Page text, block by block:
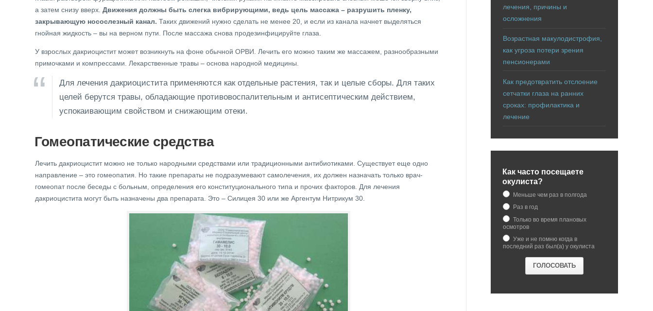
а затем снизу вверх. Движения должны быть слегка вибрирующими, ведь цель массажа – разрушить пленку,
закрывающую носослезный канал. Таких движений нужно сделать не менее 20, и если из канала начнет выделяться
гнойная жидкость – вы на верном пути. После массажа снова продезинфицируйте глаза.
У взрослых дакриоцистит может возникнуть на фоне обычной ОРВИ. Лечить его можно таким же массажем, разнообразными
примочками и компрессами. Лекарственные травы – основа народной медицины.
Для лечения дакриоцистита применяются как отдельные растения, так и целые сборы. Для таких
целей берутся травы, обладающие противовоспалительным и антисептическим действием,
успокаивающим свойством и снижающим отеки.
Гомеопатические средства
Лечить дакриоцистит можно не только народными средствами или традиционными антибиотиками. Существует еще одно
направление – это гомеопатия. Но такие препараты не подразумевают самолечения, их должен назначать только врач-
гомеопат после беседы с больным, определения его конституционального типа и прочих факторов. Для лечения
дакриоцистита могут быть назначены два препарата. Это – Силицея 30 или же Аргентум Нитрикум 30.
лечения, причины и
осложнения
Возрастная макулодистрофия,
как угроза потери зрения
пенсионерами
Как предотвратить отслоение
сетчатки глаза на ранних
сроках: профилактика и
лечение
Как часто посещаете
окулиста?
Меньше чем раз в полгода
Раз в год
Только во время плановых
осмотров
Уже и не помню когда в
последний раз был(а) у окулиста